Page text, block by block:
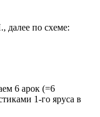
далее по схеме:
6 арок (=6
1-го яруса в